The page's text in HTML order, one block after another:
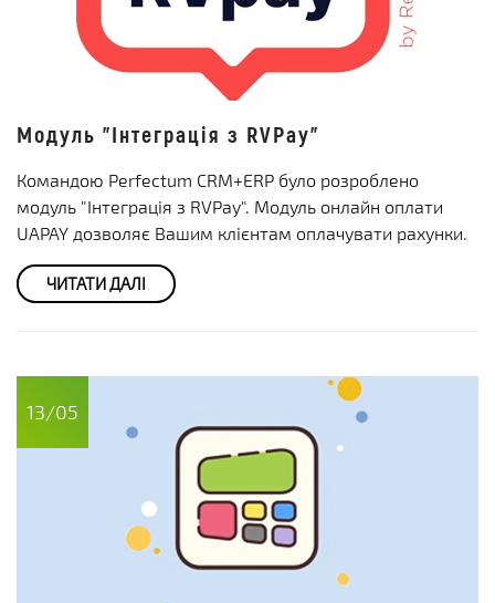
Модуль "Інтеграція з RVPay"
Командою Perfectum CRM+ERP було розроблено
модуль "Інтеграція з RVPay". Модуль онлайн оплати
UAPAY дозволяє Вашим клієнтам оплачувати рахунки.
ЧИТАТИ ДАЛІ
13/05